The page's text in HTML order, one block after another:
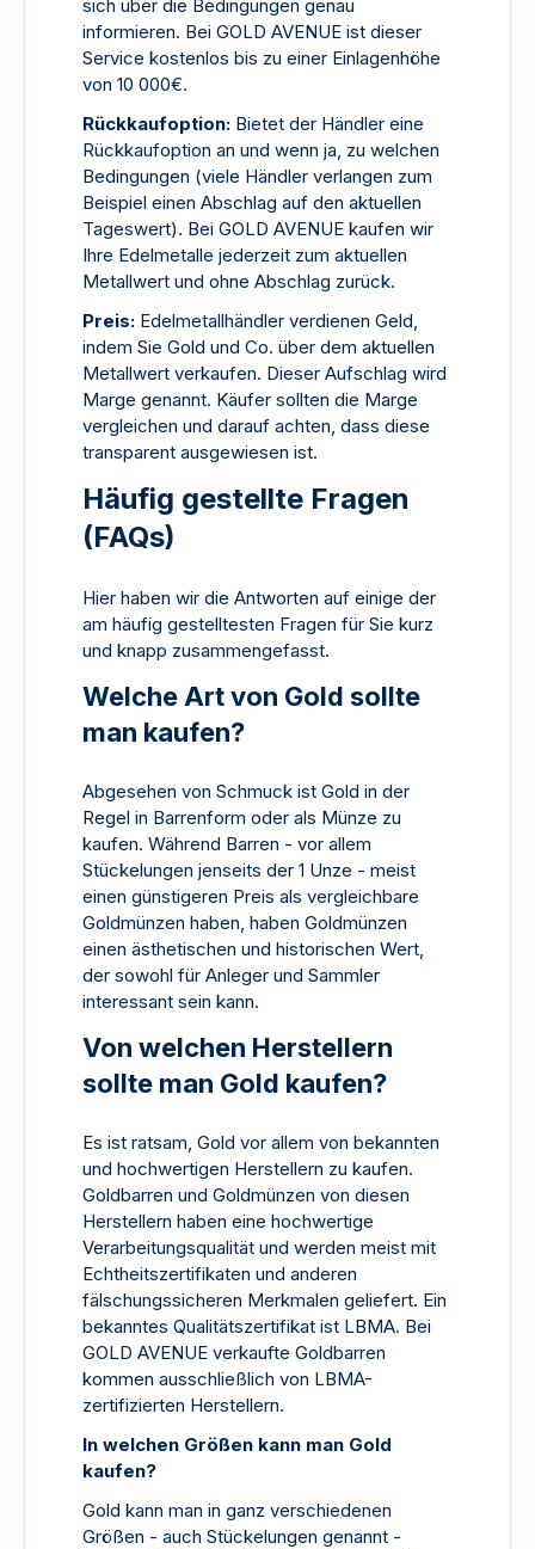
sich über die Bedingungen genau
informieren. Bei GOLD AVENUE ist dieser
Service kostenlos bis zu einer Einlagenhöhe
von 10 000€.
Rückkaufoption: Bietet der Händler eine
Rückkaufoption an und wenn ja, zu welchen
Bedingungen (viele Händler verlangen zum
Beispiel einen Abschlag auf den aktuellen
Tageswert). Bei GOLD AVENUE kaufen wir
Ihre Edelmetalle jederzeit zum aktuellen
Metallwert und ohne Abschlag zurück.
Preis: Edelmetallhändler verdienen Geld,
indem Sie Gold und Co. über dem aktuellen
Metallwert verkaufen. Dieser Aufschlag wird
Marge genannt. Käufer sollten die Marge
vergleichen und darauf achten, dass diese
transparent ausgewiesen ist.
Häufig gestellte Fragen
(FAQs)
Hier haben wir die Antworten auf einige der
am häufig gestelltesten Fragen für Sie kurz
und knapp zusammengefasst.
Welche Art von Gold sollte
man kaufen?
Abgesehen von Schmuck ist Gold in der
Regel in Barrenform oder als Münze zu
kaufen. Während Barren - vor allem
Stückelungen jenseits der 1 Unze - meist
einen günstigeren Preis als vergleichbare
Goldmünzen haben, haben Goldmünzen
einen ästhetischen und historischen Wert,
der sowohl für Anleger und Sammler
interessant sein kann.
Von welchen Herstellern
sollte man Gold kaufen?
Es ist ratsam, Gold vor allem von bekannten
und hochwertigen Herstellern zu kaufen.
Goldbarren und Goldmünzen von diesen
Herstellern haben eine hochwertige
Verarbeitungsqualität und werden meist mit
Echtheitszertifikaten und anderen
fälschungssicheren Merkmalen geliefert. Ein
bekanntes Qualitätszertifikat ist LBMA. Bei
GOLD AVENUE verkaufte Goldbarren
kommen ausschließlich von LBMA-
zertifizierten Herstellern.
In welchen Größen kann man Gold
kaufen?
Gold kann man in ganz verschiedenen
Größen - auch Stückelungen genannt -